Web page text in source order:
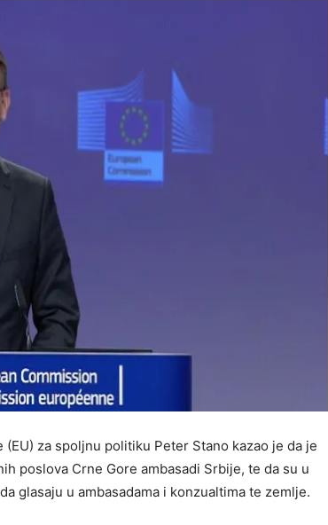
za spoljnu politiku Peter Stano kazao je da je
poslova Crne Gore ambasadi Srbije, te da su u
glasaju u ambasadama i konzualtima te zemlje.